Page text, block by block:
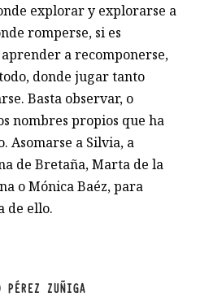
explorar y explorarse a
romperse, si es
a recomponerse,
donde jugar tanto
Basta observar, o
nombres propios que ha
Asomarse a Silvia, a
de Bretaña, Marta de la
o Mónica Baéz, para
de ello.
PÉREZ ZUÑIGA